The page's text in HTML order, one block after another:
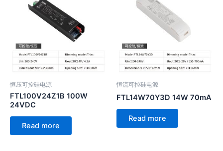
恒压可控硅电源
FTL100V24Z1B 100W
24VDC
Read more
恒流可控硅电源
FTL14W70Y3D 14W 70mA
Read more